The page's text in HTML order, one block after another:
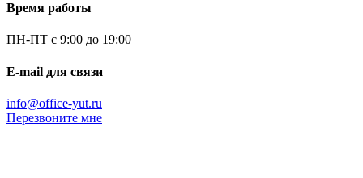
Время работы
ПН-ПТ с 9:00 до 19:00
E-mail для связи
info@office-yut.ru
Перезвоните мне